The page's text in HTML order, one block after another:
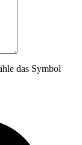
das Symbol